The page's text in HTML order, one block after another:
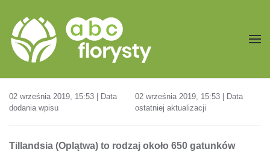
Przejdź do treści głównej
02 września 2019, 15:53 | Data
dodania wpisu
02 września 2019, 15:53 | Data
ostatniej aktualizacji
Tillandsia (Oplątwa) to rodzaj około 650 gatunków